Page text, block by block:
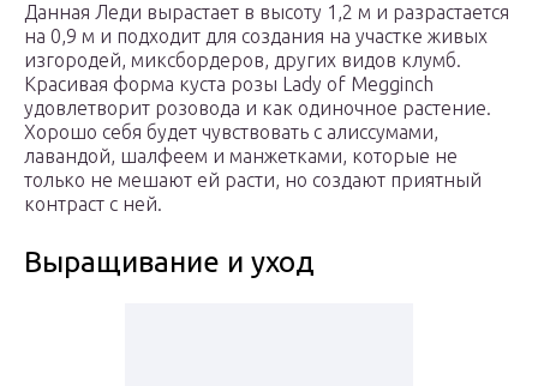
Данная Леди вырастает в высоту 1,2 м и разрастается
на 0,9 м и подходит для создания на участке живых
изгородей, миксбордеров, других видов клумб.
Красивая форма куста розы Lady of Megginch
удовлетворит розовода и как одиночное растение.
Хорошо себя будет чувствовать с алиссумами,
лавандой, шалфеем и манжетками, которые не
только не мешают ей расти, но создают приятный
контраст с ней.
Выращивание и уход